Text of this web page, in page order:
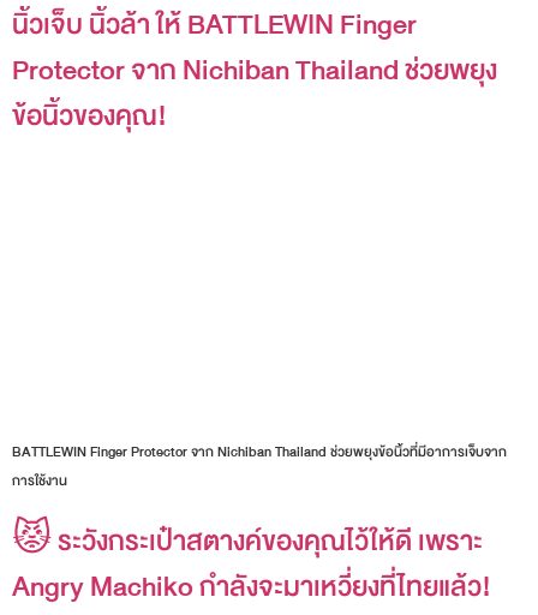
นิ้วเจ็บ นิ้วล้า ให้ BATTLEWIN Finger
Protector จาก Nichiban Thailand ช่วยพยุง
ข้อนิ้วของคุณ!
BATTLEWIN Finger Protector จาก Nichiban Thailand ช่วยพยุงข้อนิ้วที่มีอาการเจ็บจาก
การใช้งาน
😾 ระวังกระเป๋าสตางค์ของคุณไว้ให้ดี เพราะ
Angry Machiko กำลังจะมาเหวี่ยงที่ไทยแล้ว!